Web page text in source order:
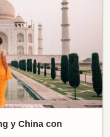
y China con